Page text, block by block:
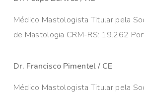
Médico Mastologista Titular pela
de Mastologia CRM-RS: 19.262
Dr. Francisco Pimentel / CE
Médico Mastologista Titular pela